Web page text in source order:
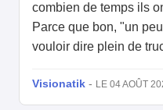
combien de temps ils
Parce que bon, "un
vouloir dire plein de
Visionatik - LE 04 AOÛT